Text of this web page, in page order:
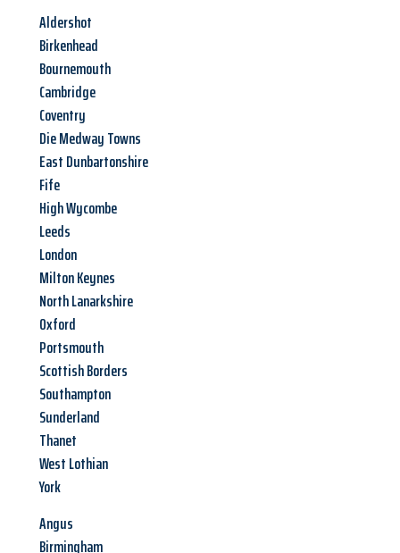
Aldershot
Birkenhead
Bournemouth
Cambridge
Coventry
Die Medway Towns
East Dunbartonshire
Fife
High Wycombe
Leeds
London
Milton Keynes
North Lanarkshire
Oxford
Portsmouth
Scottish Borders
Southampton
Sunderland
Thanet
West Lothian
York
Angus
Birmingham